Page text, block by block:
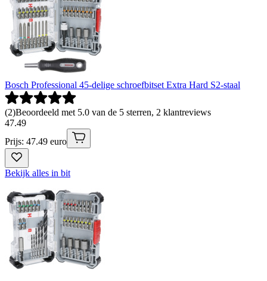
Bosch Professional 45-delige schroefbitset Extra Hard S2-staal
(2)Beoordeeld met 5.0 van de 5 sterren, 2 klantreviews
47.49
Prijs: 47.49 euro
Bekijk alles in bit